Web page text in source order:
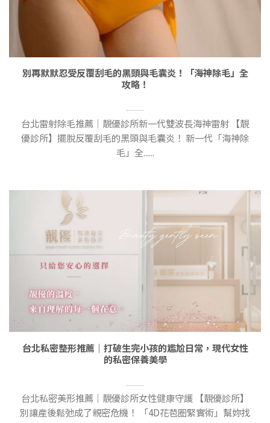
別再默默忍受反覆刮毛的黑頭與毛囊炎！「海神除毛」全
攻略！
台北雷射除毛推薦｜靚優診所新一代雙波長海神雷射 【靚
優診所】擺脫反覆刮毛的黑頭與毛囊炎！ 新一代「海神除
毛」全......
台北私密整形推薦｜打破生完小孩的尷尬日常，現代女性
的私密保養美學
台北私密美形推薦｜靚優診所女性健康守護 【靚優診所】
別讓產後鬆弛成了親密危機！ 「4D花苞圈緊實術」幫妳找